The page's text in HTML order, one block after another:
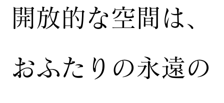
開放的な空間は、
おふたりの永遠の